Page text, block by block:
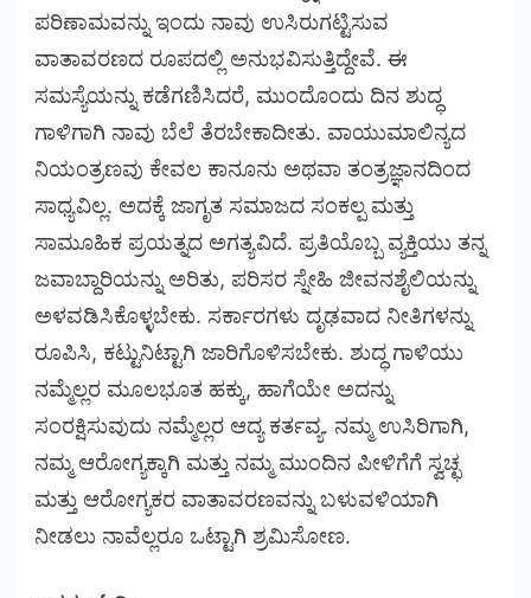
ಪರಿಣಾಮವನ್ನು ಇಂದು ನಾವು ಉಸಿರುಗಟ್ಟಿಸುವ
ವಾತಾವರಣದ ರೂಪದಲ್ಲಿ ಅನುಭವಿಸುತ್ತಿದ್ದೇವೆ. ಈ
ಸಮಸ್ಯೆಯನ್ನು ಕಡೆಗಣಿಸಿದರೆ, ಮುಂದೊಂದು ದಿನ ಶುದ್ಧ
ಗಾಳಿಗಾಗಿ ನಾವು ಬೆಲೆ ತೆರಬೇಕಾದೀತು. ವಾಯುಮಾಲಿನ್ಯದ
ನಿಯಂತ್ರಣವು ಕೇವಲ ಕಾನೂನು ಅಥವಾ ತಂತ್ರಜ್ಞಾನದಿಂದ
ಸಾಧ್ಯವಿಲ್ಲ. ಅದಕ್ಕೆ ಜಾಗೃತ ಸಮಾಜದ ಸಂಕಲ್ಪ ಮತ್ತು
ಸಾಮೂಹಿಕ ಪ್ರಯತ್ನದ ಅಗತ್ಯವಿದೆ. ಪ್ರತಿಯೊಬ್ಬ ವ್ಯಕ್ತಿಯು ತನ್ನ
ಜವಾಬ್ದಾರಿಯನ್ನು ಅರಿತು, ಪರಿಸರ ಸ್ನೇಹಿ ಜೀವನಶೈಲಿಯನ್ನು
ಅಳವಡಿಸಿಕೊಳ್ಳಬೇಕು. ಸರ್ಕಾರಗಳು ದೃಢವಾದ ನೀತಿಗಳನ್ನು
ರೂಪಿಸಿ, ಕಟ್ಟುನಿಟ್ಟಾಗಿ ಜಾರಿಗೊಳಿಸಬೇಕು. ಶುದ್ಧ ಗಾಳಿಯು
ನಮ್ಮೆಲ್ಲರ ಮೂಲಭೂತ ಹಕ್ಕು, ಹಾಗೆಯೇ ಅದನ್ನು
ಸಂರಕ್ಷಿಸುವುದು ನಮ್ಮೆಲ್ಲರ ಆದ್ಯ ಕರ್ತವ್ಯ. ನಮ್ಮ ಉಸಿರಿಗಾಗಿ,
ನಮ್ಮ ಆರೋಗ್ಯಕ್ಕಾಗಿ ಮತ್ತು ನಮ್ಮ ಮುಂದಿನ ಪೀಳಿಗೆಗೆ ಸ್ವಚ್ಛ
ಮತ್ತು ಆರೋಗ್ಯಕರ ವಾತಾವರಣವನ್ನು ಬಳುವಳಿಯಾಗಿ
ನೀಡಲು ನಾವೆಲ್ಲರೂ ಒಟ್ಟಾಗಿ ಶ್ರಮಿಸೋಣ.